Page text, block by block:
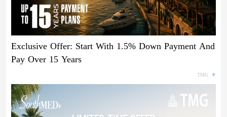
Exclusive Offer: Start With 1.5% Down Payment And
Pay Over 15 Years
TMG